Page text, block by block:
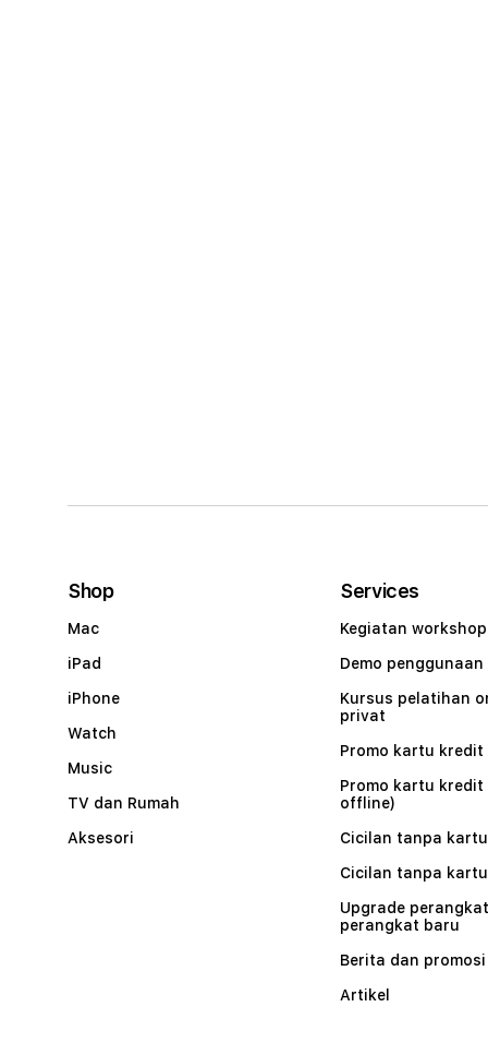
Shop
Mac
iPad
iPhone
Watch
Music
TV dan Rumah
Aksesori
Services
Kegiatan workshop
Demo penggunaan
Kursus pelatihan
privat
Promo kartu kredit
Promo kartu kredit
offline)
Cicilan tanpa
Cicilan tanpa
Upgrade
perangkat baru
Berita dan promosi
Artikel